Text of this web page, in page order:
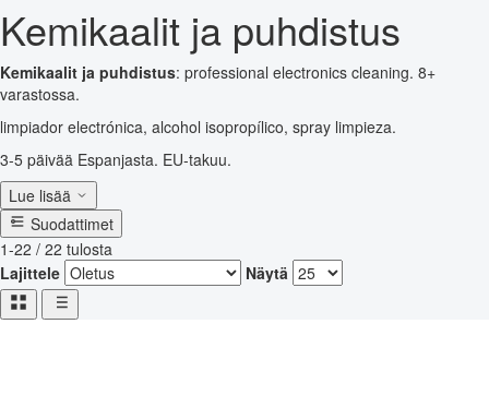
Kemikaalit ja puhdistus
Kemikaalit ja puhdistus: professional electronics cleaning. 8+
varastossa.
limpiador electrónica, alcohol isopropílico, spray limpieza.
3-5 päivää Espanjasta. EU-takuu.
Lue lisää
Suodattimet
1-22 / 22 tulosta
Lajittele
Näytä